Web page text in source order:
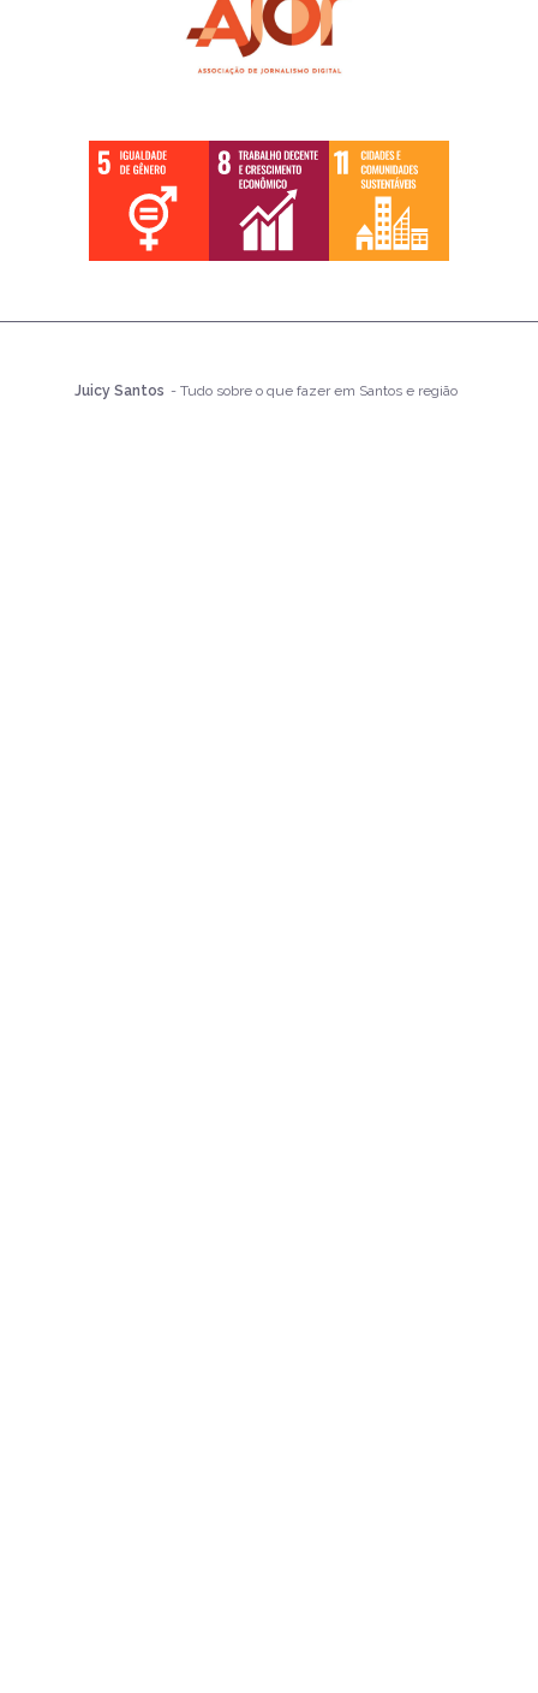
Juicy Santos - Tudo sobre o que fazer em Santos e região